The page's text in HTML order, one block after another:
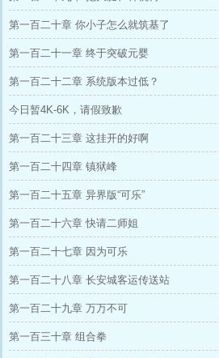
第一百二十章 你小子怎么就筑基了
第一百二十一章 终于突破元婴
第一百二十二章 系统版本过低？
今日暂4K-6K，请假致歉
第一百二十三章 这挂开的好啊
第一百二十四章 镇狱峰
第一百二十五章 异界版“可乐”
第一百二十六章 快请二师姐
第一百二十七章 因为可乐
第一百二十八章 长安城客运传送站
第一百二十九章 万万不可
第一百三十章 组合拳